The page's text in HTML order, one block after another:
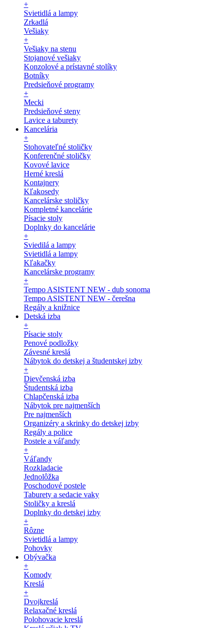
+
Svietidlá a lampy
Zrkadlá
Vešiaky
+
Vešiaky na stenu
Stojanové vešiaky
Konzolové a prístavné stolíky
Botníky
Predsieňové programy
+
Mecki
Predsieňové steny
Lavice a taburety
Kancelária
+
Stohovateľné stoličky
Konferenčné stoličky
Kovové lavice
Herné kreslá
Kontajnery
Kľakosedy
Kancelárske stoličky
Kompletné kancelárie
Písacie stoly
Doplnky do kancelárie
+
Sviedilá a lampy
Svietidlá a lampy
Kľakačky
Kancelárske programy
+
Tempo ASISTENT NEW - dub sonoma
Tempo ASISTENT NEW - čerešna
Regály a knižnice
Detská izba
+
Písacie stoly
Penové podložky
Závesné kreslá
Nábytok do detskej a študentskej izby
+
Dievčenská izba
Študentská izba
Chlapčenská izba
Nábytok pre najmenších
Pre najmenších
Organizéry a skrinky do detskej izby
Regály a police
Postele a váľandy
+
Váľandy
Rozkladacie
Jednolôžka
Poschodové postele
Taburety a sedacie vaky
Stoličky a kreslá
Doplnky do detskej izby
+
Rôzne
Svietidlá a lampy
Pohovky
Obývačka
+
Komody
Kreslá
+
Dvojkreslá
Relaxačné kreslá
Polohovacie kreslá